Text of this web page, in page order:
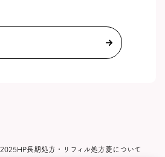
2025HP長期処方・リフィル処方菱について